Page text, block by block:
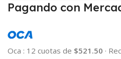
Pagando con
Oca : 12 cuotas de $521.50 ·